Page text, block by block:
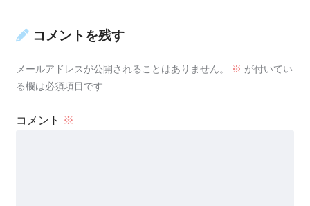
コメントを残す
メールアドレスが公開されることはありません。 ※ が付いてい
る欄は必須項目です
コメント ※